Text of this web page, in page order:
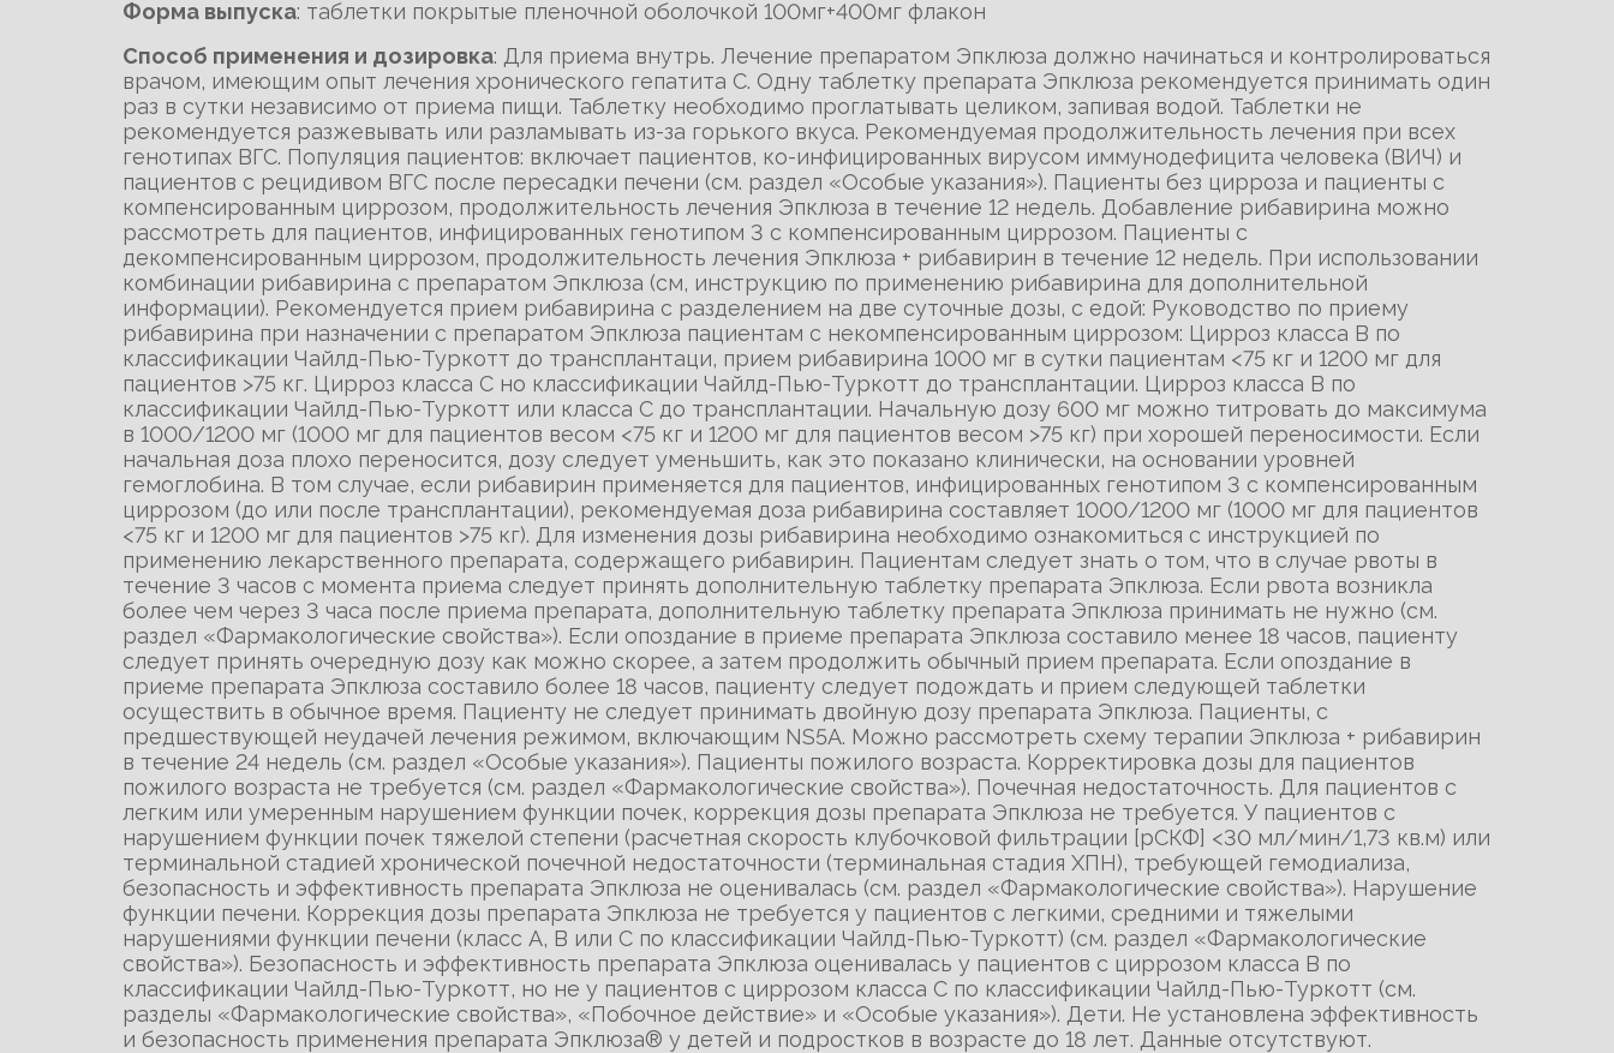
Форма выпуска: таблетки покрытые пленочной оболочкой 100мг+400мг флакон
Способ применения и дозировка: Для приема внутрь. Лечение препаратом Эпклюза должно начинаться и контролироваться
врачом, имеющим опыт лечения хронического гепатита С. Одну таблетку препарата Эпклюза рекомендуется принимать один
раз в сутки независимо от приема пищи. Таблетку необходимо проглатывать целиком, запивая водой. Таблетки не
рекомендуется разжевывать или разламывать из-за горького вкуса. Рекомендуемая продолжительность лечения при всех
генотипах ВГС. Популяция пациентов: включает пациентов, ко-инфицированных вирусом иммунодефицита человека (ВИЧ) и
пациентов с рецидивом ВГС после пересадки печени (см. раздел «Особые указания»). Пациенты без цирроза и пациенты с
компенсированным циррозом, продолжительность лечения Эпклюза в течение 12 недель. Добавление рибавирина можно
рассмотреть для пациентов, инфицированных генотипом 3 с компенсированным циррозом. Пациенты с
декомпенсированным циррозом, продолжительность лечения Эпклюза + рибавирин в течение 12 недель. При использовании
комбинации рибавирина с препаратом Эпклюза (см, инструкцию по применению рибавирина для дополнительной
информации). Рекомендуется прием рибавирина с разделением на две суточные дозы, с едой: Руководство по приему
рибавирина при назначении с препаратом Эпклюза пациентам с некомпенсированным циррозом: Цирроз класса В по
классификации Чайлд-Пью-Туркотт до трансплантаци, прием рибавирина 1000 мг в сутки пациентам <75 кг и 1200 мг для
пациентов >75 кг. Цирроз класса С но классификации Чайлд-Пью-Туркотт до трансплантации. Цирроз класса В по
классификации Чайлд-Пью-Туркотт или класса С до трансплантации. Начальную дозу 600 мг можно титровать до максимума
в 1000/1200 мг (1000 мг для пациентов весом <75 кг и 1200 мг для пациентов весом >75 кг) при хорошей переносимости. Если
начальная доза плохо переносится, дозу следует уменьшить, как это показано клинически, на основании уровней
гемоглобина. В том случае, если рибавирин применяется для пациентов, инфицированных генотипом 3 с компенсированным
циррозом (до или после трансплантации), рекомендуемая доза рибавирина составляет 1000/1200 мг (1000 мг для пациентов
<75 кг и 1200 мг для пациентов >75 кг). Для изменения дозы рибавирина необходимо ознакомиться с инструкцией по
применению лекарственного препарата, содержащего рибавирин. Пациентам следует знать о том, что в случае рвоты в
течение 3 часов с момента приема следует принять дополнительную таблетку препарата Эпклюза. Если рвота возникла
более чем через 3 часа после приема препарата, дополнительную таблетку препарата Эпклюза принимать не нужно (см.
раздел «Фармакологические свойства»). Если опоздание в приеме препарата Эпклюза составило менее 18 часов, пациенту
следует принять очередную дозу как можно скорее, а затем продолжить обычный прием препарата. Если опоздание в
приеме препарата Эпклюза составило более 18 часов, пациенту следует подождать и прием следующей таблетки
осуществить в обычное время. Пациенту не следует принимать двойную дозу препарата Эпклюза. Пациенты, с
предшествующей неудачей лечения режимом, включающим NS5A. Можно рассмотреть схему терапии Эпклюза + рибавирин
в течение 24 недель (см. раздел «Особые указания»). Пациенты пожилого возраста. Корректировка дозы для пациентов
пожилого возраста не требуется (см. раздел «Фармакологические свойства»). Почечная недостаточность. Для пациентов с
легким или умеренным нарушением функции почек, коррекция дозы препарата Эпклюза не требуется. У пациентов с
нарушением функции почек тяжелой степени (расчетная скорость клубочковой фильтрации [рСКФ] <30 мл/мин/1,73 кв.м) или
терминальной стадией хронической почечной недостаточности (терминальная стадия ХПН), требующей гемодиализа,
безопасность и эффективность препарата Эпклюза не оценивалась (см. раздел «Фармакологические свойства»). Нарушение
функции печени. Коррекция дозы препарата Эпклюза не требуется у пациентов с легкими, средними и тяжелыми
нарушениями функции печени (класс А, В или С по классификации Чайлд-Пью-Туркотт) (см. раздел «Фармакологические
свойства»). Безопасность и эффективность препарата Эпклюза оценивалась у пациентов с циррозом класса В по
классификации Чайлд-Пью-Туркотт, но не у пациентов с циррозом класса С по классификации Чайлд-Пью-Туркотт (см.
разделы «Фармакологические свойства», «Побочное действие» и «Особые указания»). Дети. Не установлена эффективность
и безопасность применения препарата Эпклюза® у детей и подростков в возрасте до 18 лет. Данные отсутствуют.